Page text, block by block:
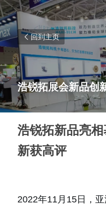
回到主页
浩锐拓展会新品创
浩锐拓新品亮
新获高评
2022年11月15日，